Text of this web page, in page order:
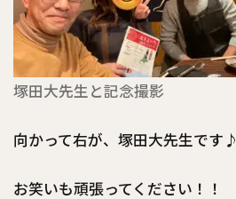
塚田大先生と記念撮影
向かって右が、塚田大先生です♪
お笑いも頑張ってください！！